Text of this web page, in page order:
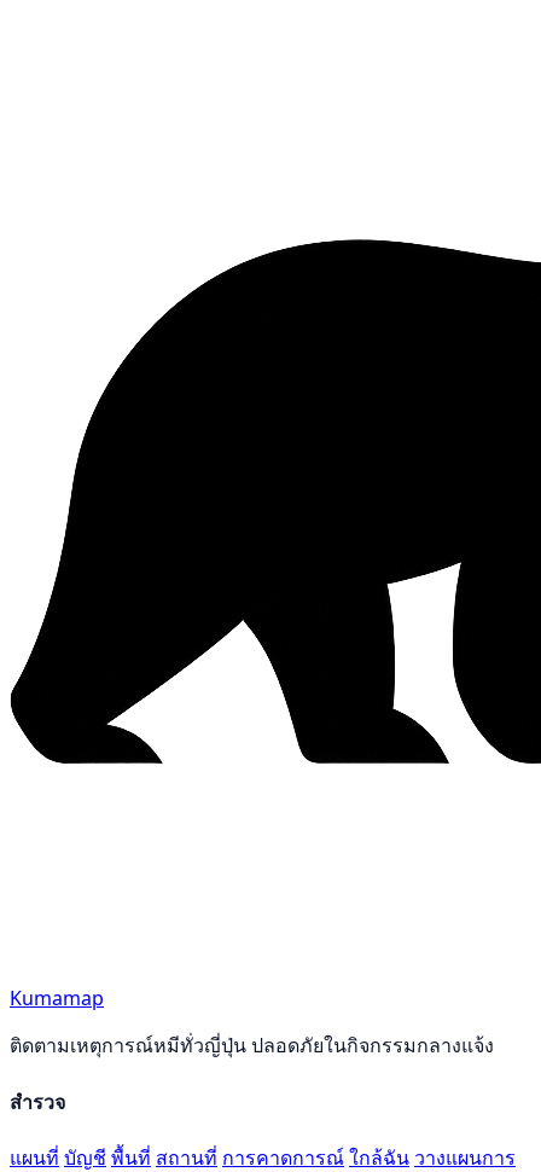
Kumamap
ติดตามเหตุการณ์หมีทั่วญี่ปุ่น ปลอดภัยในกิจกรรมกลางแจ้ง
สำรวจ
แผนที่ บัญชี พื้นที่ สถานที่ การคาดการณ์ใกล้ฉัน วางแผนการ